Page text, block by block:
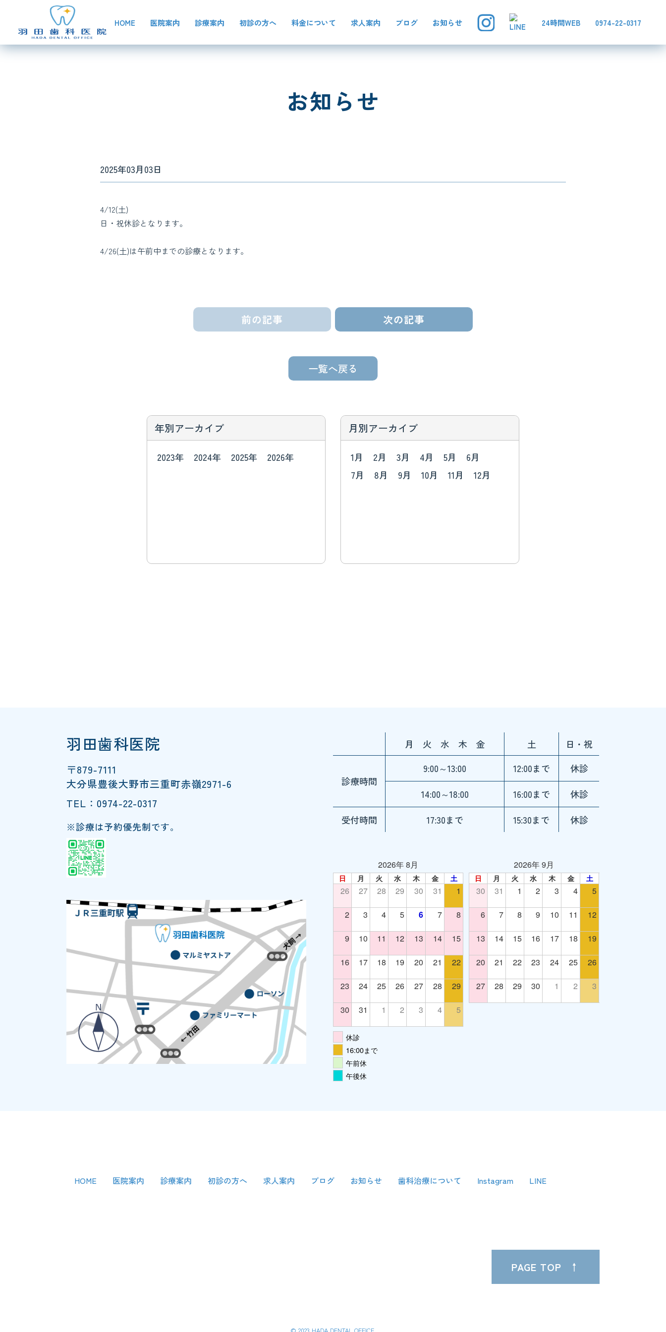
HOME 医院案内 診療案内 初診の方へ 料金について 求人案内 ブログ お知らせ 24時間WEB 0974-22-0317
お知らせ
2025年03月03日
4/12(土)
日・祝休診となります。
4/26(土)は午前中までの診療となります。
前の記事 次の記事
一覧へ戻る
年別アーカイブ
2023年 2024年 2025年 2026年
月別アーカイブ
1月 2月 3月 4月 5月
6月
7月
8月 9月 10月 11月 12月
羽田歯科医院
〒879-7111
大分県豊後大野市三重町赤嶺2971-6
TEL：0974-22-0317
※診療は予約優先制です。
月 火 水 木 金 土 日・祝
診療時間
9:00～13:00 12:00まで
休診
14:00～18:00
16:00まで
休診
受付時間
17:30まで 15:30まで 休診
2026年 8月
日 月 火 水 木 金 土
26 27 28 29 30 31 1
2 3 4 5 6 7 8
9 10 11 12 13 14 15
16 17 18 19 20 21 22
23 24 25 26 27 28 29
30 31 1 2 3 4 5
2026年 9月
日 月 火 水 木 金 土
30 31 1 2 3 4 5
6 7 8 9 10 11 12
13 14 15 16 17 18 19
20 21 22 23 24 25 26
27 28 29 30 1 2 3
休診
16:00まで
午前休
午後休
HOME 医院案内 診療案内 初診の方へ 求人案内 ブログ お知らせ 歯科治療について Instagram LINE
PAGE TOP